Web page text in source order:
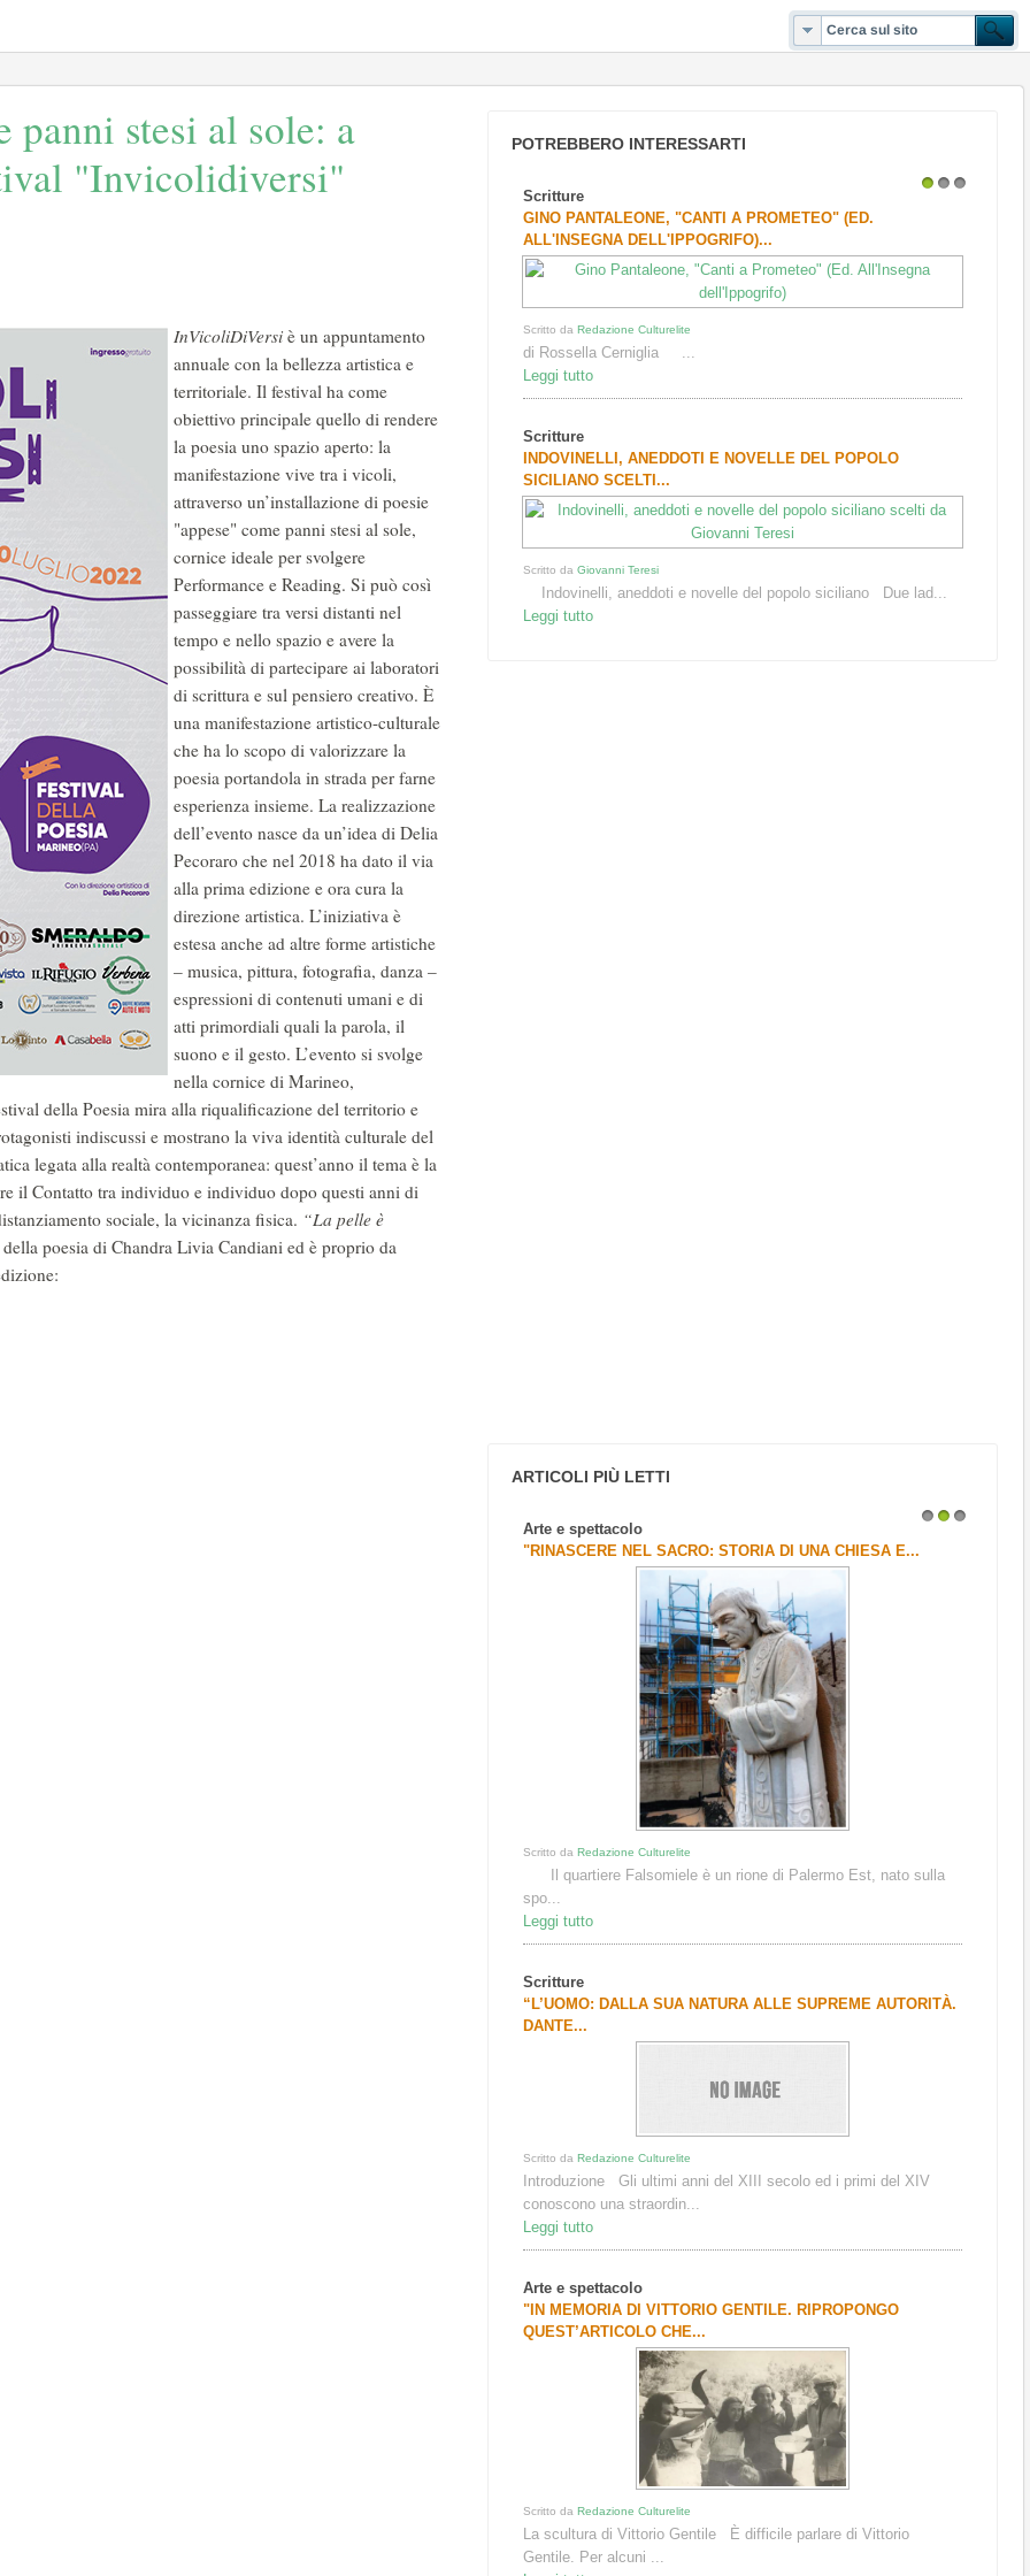
panni stesi al sole: a
"Invicolidiversi"
InVicoliDiVersi è un appuntamento
annuale con la bellezza artistica e
territoriale. Il festival ha come
obiettivo principale quello di rendere
la poesia uno spazio aperto: la
manifestazione vive tra i vicoli,
attraverso un’installazione di poesie
"appese" come panni stesi al sole,
cornice ideale per svolgere
Performance e Reading. Si può così
passeggiare tra versi distanti nel
tempo e nello spazio e avere la
possibilità di partecipare ai laboratori
di scrittura e sul pensiero creativo. È
una manifestazione artistico-culturale
che ha lo scopo di valorizzare la
poesia portandola in strada per farne
esperienza insieme. La realizzazione
dell’evento nasce da un’idea di Delia
Pecoraro che nel 2018 ha dato il via
alla prima edizione e ora cura la
direzione artistica. L’iniziativa è
estesa anche ad altre forme artistiche
– musica, pittura, fotografia, danza –
espressioni di contenuti umani e di
atti primordiali quali la parola, il
suono e il gesto. L’evento si svolge
nella cornice di Marineo,
della Poesia mira alla riqualificazione del territorio e
indiscussi e mostrano la viva identità culturale del
legata alla realtà contemporanea: quest’anno il tema è la
il Contatto tra individuo e individuo dopo questi anni di
sociale, la vicinanza fisica. “La pelle è
poesia di Chandra Livia Candiani ed è proprio da
POTREBBERO INTERESSARTI
Scritture
GINO PANTALEONE, "CANTI A PROMETEO" (ED.
ALL'INSEGNA DELL'IPPOGRIFO)...
Scritto daRedazione Culturelite
di Rossella Cerniglia ...
Leggi tutto
Scritture
INDOVINELLI, ANEDDOTI E NOVELLE DEL POPOLO
SICILIANO SCELTI...
Scritto daGiovanni Teresi
Indovinelli, aneddoti e novelle del popolo siciliano Due lad...
Leggi tutto
ARTICOLI PIÙ LETTI
Arte e spettacolo
"RINASCERE NEL SACRO: STORIA DI UNA CHIESA E...
Scritto da Redazione Culturelite
Il quartiere Falsomiele è un rione di Palermo Est, nato sulla
spo...
Leggi tutto
Scritture
“L’UOMO: DALLA SUA NATURA ALLE SUPREME AUTORITÀ.
DANTE...
Scritto daRedazione Culturelite
Introduzione Gli ultimi anni del XIII secolo ed i primi del XIV
conoscono una straordin...
Leggi tutto
Arte e spettacolo
"IN MEMORIA DI VITTORIO GENTILE. RIPROPONGO
QUEST’ARTICOLO CHE...
Scritto daRedazione Culturelite
La scultura di Vittorio Gentile È difficile parlare di Vittorio
Gentile. Per alcuni ...